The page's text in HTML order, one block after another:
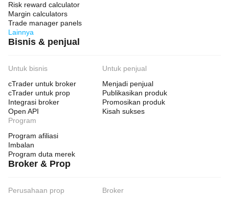
Risk reward calculator
Margin calculators
Trade manager panels
Lainnya
Bisnis & penjual
Untuk bisnis
cTrader untuk broker
cTrader untuk prop
Integrasi broker
Open API
Untuk penjual
Menjadi penjual
Publikasikan produk
Promosikan produk
Kisah sukses
Program
Program afiliasi
Imbalan
Program duta merek
Broker & Prop
Perusahaan prop
Broker